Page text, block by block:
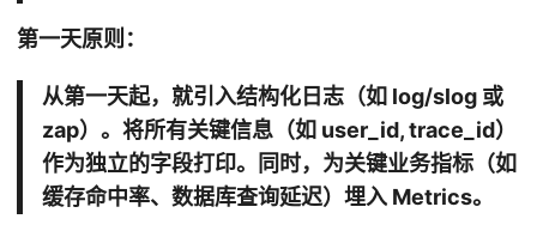
第一天原则：
从第一天起，就引入结构化日志（如 log/slog 或
zap）。将所有关键信息（如 user_id, trace_id）
作为独立的字段打印。同时，为关键业务指标（如
缓存命中率、数据库查询延迟）埋入 Metrics。